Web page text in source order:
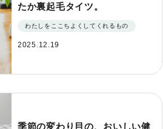
たか裏起毛タイツ。
わたしをここちよくしてくれるもの
2025.12.19
季節の変わり目の、おいしい健